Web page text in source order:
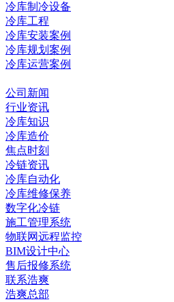
冷库制冷设备
冷库工程
冷库安装案例
冷库规划案例
冷库运营案例
公司新闻
行业资讯
冷库知识
冷库造价
焦点时刻
冷链资讯
冷库自动化
冷库维修保养
数字化冷链
施工管理系统
物联网远程监控
BIM设计中心
售后报修系统
联系浩爽
浩爽总部